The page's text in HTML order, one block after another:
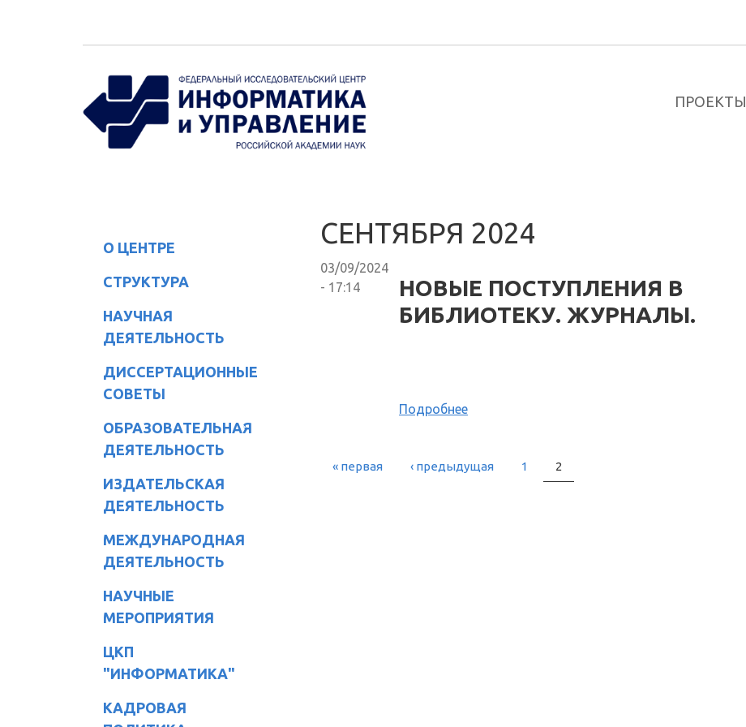
ПРОЕКТЫ
О ЦЕНТРЕ
СТРУКТУРА
НАУЧНАЯ
ДЕЯТЕЛЬНОСТЬ
ДИССЕРТАЦИОННЫЕ
СОВЕТЫ
ОБРАЗОВАТЕЛЬНАЯ
ДЕЯТЕЛЬНОСТЬ
ИЗДАТЕЛЬСКАЯ
ДЕЯТЕЛЬНОСТЬ
МЕЖДУНАРОДНАЯ
ДЕЯТЕЛЬНОСТЬ
НАУЧНЫЕ
МЕРОПРИЯТИЯ
ЦКП
"ИНФОРМАТИКА"
КАДРОВАЯ
СЕНТЯБРЯ 2024
03/09/2024
- 17:14
НОВЫЕ ПОСТУПЛЕНИЯ В
БИБЛИОТЕКУ. ЖУРНАЛЫ.
Подробнее
СТРАНИЦЫ
« первая ‹ предыдущая 1 2